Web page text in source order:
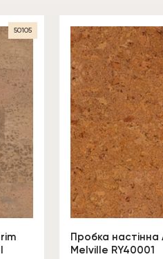
50105
Пробка настінна
Melville RY40001